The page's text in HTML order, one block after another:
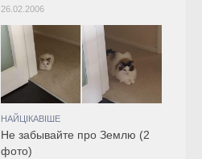
26.02.2006
НАЙЦІКАВІШЕ
Не забывайте про Землю (2
фото)